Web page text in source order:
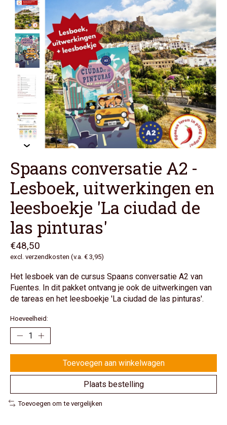
Spaans conversatie A2 -
Lesboek, uitwerkingen en
leesboekje 'La ciudad de
las pinturas'
€48,50
excl. verzendkosten (v.a. € 3,95)
Het lesboek van de cursus Spaans conversatie A2 van
Fuentes. In dit pakket ontvang je ook de uitwerkingen van
de tareas en het leesboekje 'La ciudad de las pinturas'.
Hoeveelheid:
Toevoegen aan winkelwagen
Plaats bestelling
Toevoegen om te vergelijken